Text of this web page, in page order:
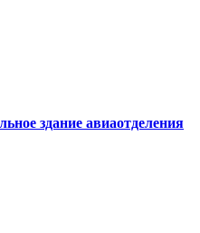
здание авиаотделения